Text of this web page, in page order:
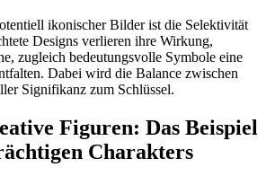
ikonischer Bilder ist die Selektivität
Designs verlieren ihre Wirkung,
zugleich bedeutungsvolle Symbole eine
Dabei wird die Balance zwischen
Signifikanz zum Schlüssel.
Figuren: Das Beispiel
Charakters